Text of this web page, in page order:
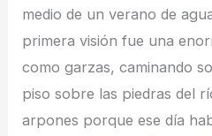
medio de un verano de
primera visión fue una
como garzas, caminando
piso sobre las piedras del
arpones porque ese día